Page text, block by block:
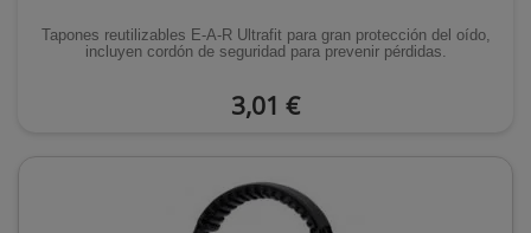
Tapones reutilizables E-A-R Ultrafit para gran protección del oído,
incluyen cordón de seguridad para prevenir pérdidas.
3,01 €